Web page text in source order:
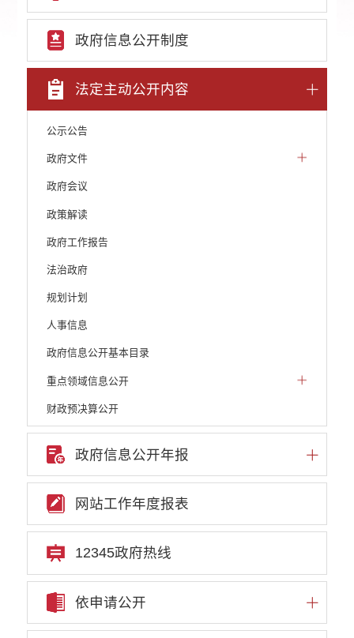
政府信息公开制度
法定主动公开内容
公示公告
政府文件
政府会议
政策解读
政府工作报告
法治政府
规划计划
人事信息
政府信息公开基本目录
重点领域信息公开
财政预决算公开
人大建议和政协提案
机构职能
权责清单
行政处罚和行政强制
行政事业性收费
政府集中采购
重大决策听证事项
政府信息公开年报
网站工作年度报表
12345政府热线
依申请公开